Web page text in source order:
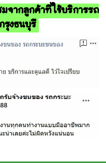
จากลูกค้าที่ใช้บริการรถ
รุงธนบุรี